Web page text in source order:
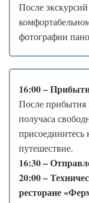
После
фотографии
16:00 –
После прибытия
получаса
присоединитесь
путешествие.
16:30 –
20:00 –
ресторане